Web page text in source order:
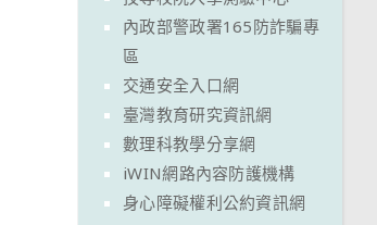
內政部警政署165防詐騙專
區
交通安全入口網
臺灣教育研究資訊網
數理科教學分享網
iWIN網路內容防護機構
身心障礙權利公約資訊網